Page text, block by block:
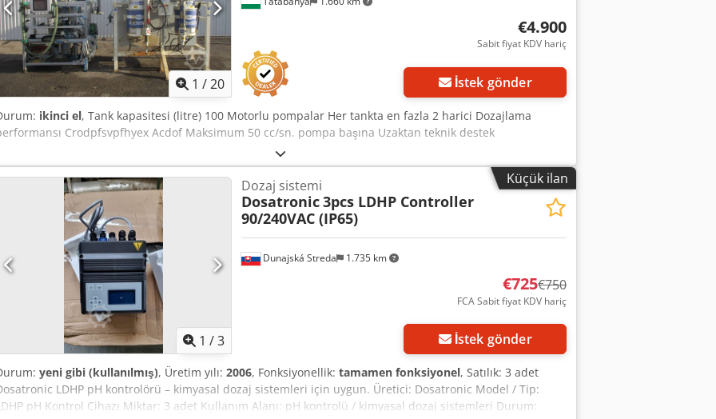
1 /20
€4.900
Sabit fiyat KDV hariç
İstek gönder
ikinci el, Tank kapasitesi (litre) 100 Motorlu pompalar Her tankta en fazla 2 harici Dozajlama
Crodpfsvpfhyex Acdof Maksimum 50 cc/sn. pompa başına Uzaktan teknik destek
Küçük ilan
1 /3
Dunajská Streda 1.735 km
Dozaj sistemi
Dosatronic3pcs LDHP Controller
90/240VAC (IP65)
€725€750
FCA Sabit fiyat KDV hariç
İstek gönder
yeni gibi (kullanılmış), Üretim yılı: 2006, Fonksiyonellik: tamamen fonksiyonel, Satılık: 3 adet
LDHP pH kontrolörü – kimyasal dozaj sistemleri için uygun. Üretici: Dosatronic Model / Tip:
pH Kontrol Cihazı Miktar: 3 adet Kullanım Alanı: pH kontrolü / kimyasal dozaj sistemleri Durum: